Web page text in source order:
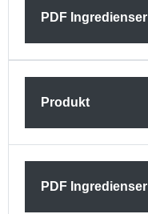
PDF Ingredienser
Produkt
PDF Ingredienser